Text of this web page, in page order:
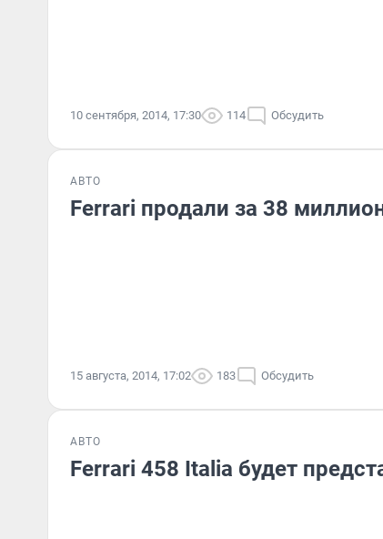
10 сентября, 2014, 17:30 114 Обсудить
АВТО
Ferrari продали за 38
15 августа, 2014, 17:02 183 Обсудить
АВТО
Ferrari 458 Italia будет